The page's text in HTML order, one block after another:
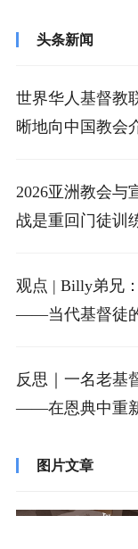
头条新闻
世界华人基督教
晰地向中国教会
2026亚洲教会与
战是重回门徒训
观点 | Billy弟兄
——当代基督徒
反思｜一名老基
——在恩典中重
图片文章